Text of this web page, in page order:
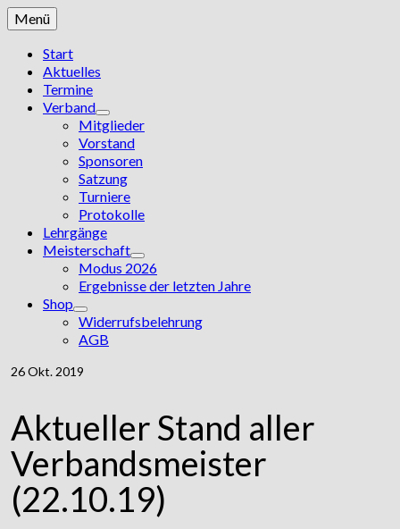
Menü
Start
Aktuelles
Termine
Verband
Mitglieder
Vorstand
Sponsoren
Satzung
Turniere
Protokolle
Lehrgänge
Meisterschaft
Modus 2026
Ergebnisse der letzten Jahre
Shop
Widerrufsbelehrung
AGB
26Okt. 2019
Aktueller Stand aller
Verbandsmeister
(22.10.19)